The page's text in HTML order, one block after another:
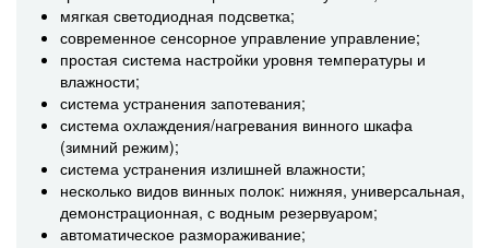
мягкая светодиодная подсветка;
современное сенсорное управление управление;
простая система настройки уровня температуры и
влажности;
система устранения запотевания;
система охлаждения/нагревания винного шкафа
(зимний режим);
система устранения излишней влажности;
несколько видов винных полок: нижняя, универсальная,
демонстрационная, с водным резервуаром;
автоматическое размораживание;